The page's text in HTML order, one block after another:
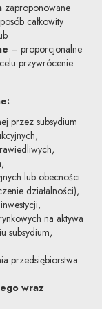
zaproponowane
całkowity
– proporcjonalne
przywrócenie
przez subsydium
lub obecności
działalności),
na aktywa
subsydium,
przedsiębiorstwa
wraz